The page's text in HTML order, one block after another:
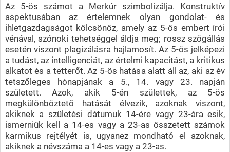
Az 5-ös számot a Merkúr szimbolizálja. Konstruktív
aspektusában az értelemnek olyan gondolat- és
ihletgazdagságot kölcsönöz, amely az 5-ös embert írói
vénával, szónoki tehetséggel áldja meg; rossz szögállás
esetén viszont plagizálásra hajlamosít. Az 5-ös jelképezi
a tudást, az intelligenciát, az értelmi kapacitást, a kritikus
alkatot és a tetterőt. Az 5-ös hatása alatt áll az, aki az év
tetszőleges hónapjának a 5., 14. vagy 23. napján
született. Azok, akik 5-én születtek, az 5-ös
megkülönböztető hatását élvezik, azoknak viszont,
akiknek a születési dátumuk 14-ére vagy 23-ára esik,
ismerniük kell a 14-es vagy a 23-as összetett számok
karmikus rejtélyét is, ugyanez mondható el azoknak,
akiknek a névszáma a 14-es vagy a 23-as.